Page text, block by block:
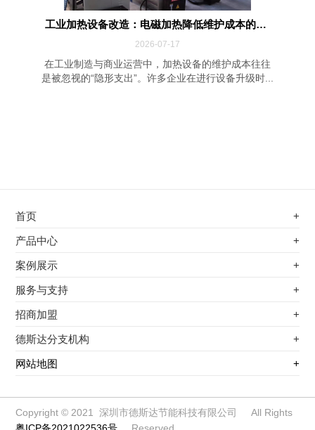
工业加热设备改造：电磁加热降低维护成本的四...
2026-07-17
在工业制造与商业运营中，加热设备的维护成本往往
是被忽视的“隐形支出”。许多企业在进行设备升级时...
首页 +
不锈钢专用电磁加热器
电磁蒸汽发生器
电磁加热棒配件
扩散泵电磁加热器
柜式电磁加热器
产品中心 +
不锈钢专用电磁加热器
电磁蒸汽发生器
电磁加热棒配件
变频电磁采暖炉
案例展示 +
最新案例
其他应用
服务与支持 +
服务覆盖网络
服务流程
招商加盟 +
前景分析
加盟条件
加盟流程
德斯达分支机构 +
江信电子机构
网站地图 +
Copyright © 2021 深圳市德斯达节能科技有限公司 All Rights